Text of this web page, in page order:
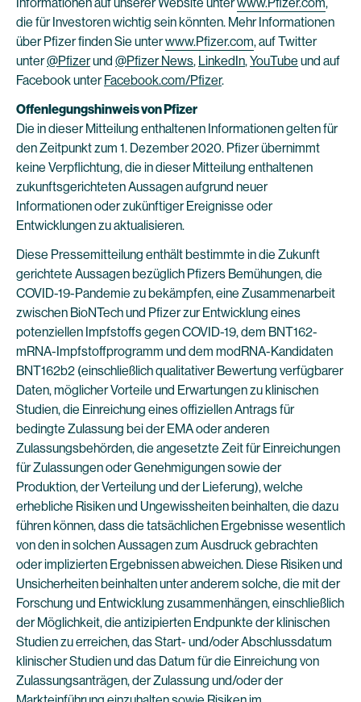
die für Investoren wichtig sein könnten. Mehr Informationen
über Pfizer finden Sie unterwww.Pfizer.com, auf Twitter
unter@Pfizerund @Pfizer News, LinkedIn,YouTube und auf
Facebook unterFacebook.com/Pfizer.
Offenlegungshinweis von Pfizer
Die in dieser Mitteilung enthaltenen Informationen gelten für
den Zeitpunkt zum 1. Dezember 2020. Pfizer übernimmt
keine Verpflichtung, die in dieser Mitteilung enthaltenen
zukunftsgerichteten Aussagen aufgrund neuer
Informationen oder zukünftiger Ereignisse oder
Entwicklungen zu aktualisieren.
Diese Pressemitteilung enthält bestimmte in die Zukunft
gerichtete Aussagen bezüglich Pfizers Bemühungen, die
COVID-19-Pandemie zu bekämpfen, eine Zusammenarbeit
zwischen BioNTech und Pfizer zur Entwicklung eines
potenziellen Impfstoffs gegen COVID-19, dem BNT162-
mRNA-Impfstoffprogramm und dem modRNA-Kandidaten
BNT162b2 (einschließlich qualitativer Bewertung verfügbarer
Daten, möglicher Vorteile und Erwartungen zu klinischen
Studien, die Einreichung eines offiziellen Antrags für
bedingte Zulassung bei der EMA oder anderen
Zulassungsbehörden, die angesetzte Zeit für Einreichungen
für Zulassungen oder Genehmigungen sowie der
Produktion, der Verteilung und der Lieferung), welche
erhebliche Risiken und Ungewissheiten beinhalten, die dazu
führen können, dass die tatsächlichen Ergebnisse wesentlich
von den in solchen Aussagen zum Ausdruck gebrachten
oder implizierten Ergebnissen abweichen. Diese Risiken und
Unsicherheiten beinhalten unter anderem solche, die mit der
Forschung und Entwicklung zusammenhängen, einschließlich
der Möglichkeit, die antizipierten Endpunkte der klinischen
Studien zu erreichen, das Start- und/oder Abschlussdatum
klinischer Studien und das Datum für die Einreichung von
Zulassungsanträgen, der Zulassung und/oder der